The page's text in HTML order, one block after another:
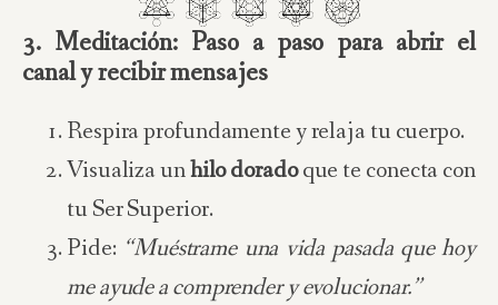
3. Meditación: Paso a paso para abrir el
canal y recibir mensajes
Respira profundamente y relaja tu cuerpo.
Visualiza unhilo doradoque te conecta con
tu Ser Superior.
Pide: “Muéstrame una vida pasada que hoy
me ayude a comprender y evolucionar.”